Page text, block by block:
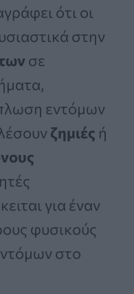
ότι οι
στην
σε
εντόμων
ζημιές ή
για έναν
φυσικούς
στο